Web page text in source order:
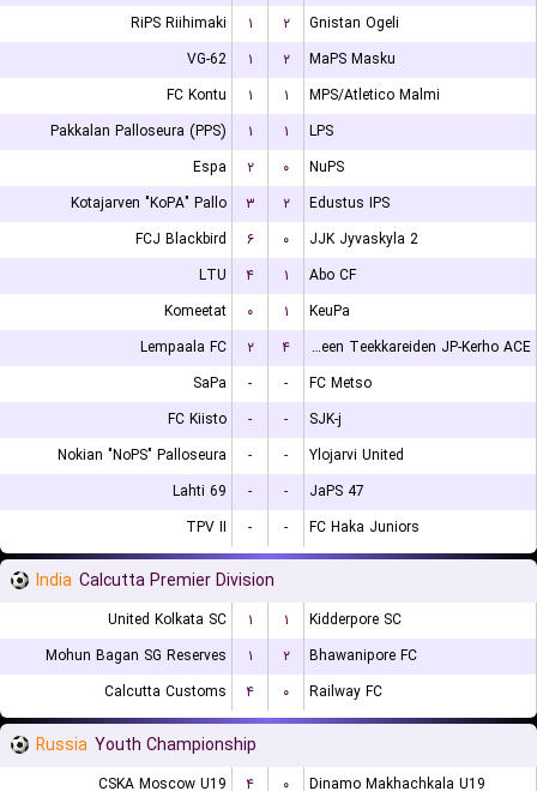
RiPS Riihimaki
۱ ۲
Gnistan Ogeli
VG-62
۱ ۲
MaPS Masku
FC Kontu
۱ ۱
MPS/Atletico Malmi
Pakkalan Palloseura (PPS)
۱ ۱
LPS
Espa
۲ ۰
NuPS
Kotajarven "KoPA" Pallo
۳ ۲
Edustus IPS
FCJ Blackbird
۶ ۰
JJK Jyvaskyla 2
LTU
۴ ۱
Abo CF
Komeetat
۰ ۱
KeuPa
Lempaala FC
۲ ۴
Tampereen Teekkareiden JP-Kerho ACE
SaPa
- -
FC Metso
FC Kiisto
- -
SJK-j
Nokian "NoPS" Palloseura
- -
Ylojarvi United
Lahti 69
- -
JaPS 47
TPV II
- - FC Haka Juniors
India Calcutta Premier Division
United Kolkata SC ۱ ۱
Kidderpore SC
Mohun Bagan SG Reserves
۱ ۲
Bhawanipore FC
Calcutta Customs
۴ ۰ Railway FC
Russia Youth Championship
CSKA Moscow U19 ۴ ۰
Dinamo Makhachkala U19